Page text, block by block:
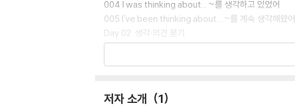
004 I was thinking about... ~를 생각하고 있었어
005 I've been thinking about... ~를 계속 생각해왔어
Day 02. 생각·의견 묻기
006 Do you think...? ~라고 생각하니?
010 How do you like...? ~는 어때?
저자 소개 1